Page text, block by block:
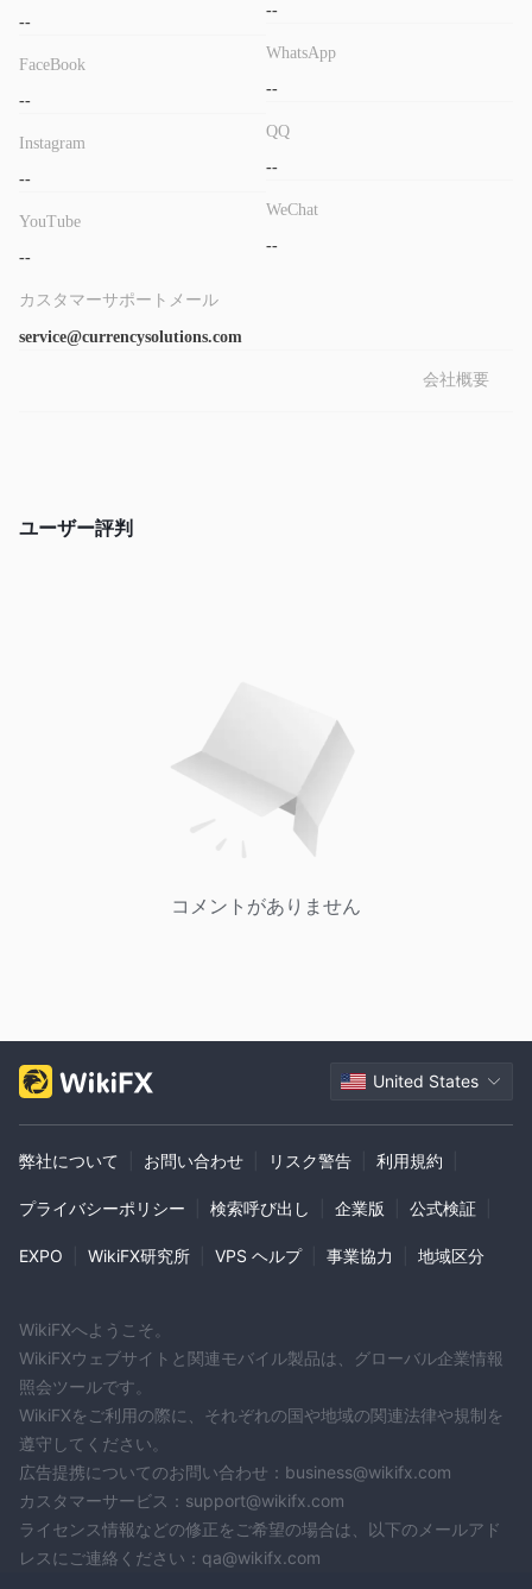
--
FaceBook
--
Instagram
--
YouTube
--
--
WhatsApp
--
QQ
--
WeChat
--
カスタマーサポートメール
service@currencysolutions.com
会社概要
ユーザー評判
コメントがありません
United States
弊社について お問い合わせ リスク警告 利用規約
プライバシーポリシー 検索呼び出し 企業版 公式検証
EXPO WikiFX研究所 VPS ヘルプ 事業協力 地域区分
WikiFXへようこそ。
WikiFXウェブサイトと関連モバイル製品は、グローバル企業情報
照会ツールです。
WikiFXをご利用の際に、それぞれの国や地域の関連法律や規制を
遵守してください。
広告提携についてのお問い合わせ：business@wikifx.com
カスタマーサービス：support@wikifx.com
ライセンス情報などの修正をご希望の場合は、以下のメールアド
レスにご連絡ください：qa@wikifx.com